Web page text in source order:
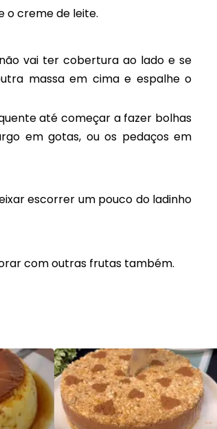
o creme de leite.
vai ter cobertura ao lado e se
massa em cima e espalhe o
até começar a fazer bolhas
em gotas, ou os pedaços em
escorrer um pouco do ladinho
com outras frutas também.